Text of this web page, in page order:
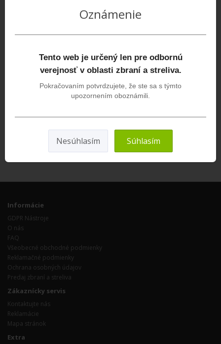
Informácie
GDPR Nástroje
O nás
FAQ
Všeobecné obchodné podmienky
Reklamačné podmienky
Ochrana osobných údajov
Predaj zbraní a streliva
Zákaznícky servis
Kontaktujte nás
Reklamácie
Mapa stránok
Extra
Oznámenie
Tento web je určený len pre odbornú
verejnosť v oblasti zbraní a streliva.
Pokračovaním potvrdzujete, že ste sa s týmto
upozornením oboznámili.
Nesúhlasím Súhlasím